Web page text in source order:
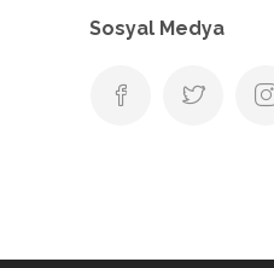
Sosyal Medya